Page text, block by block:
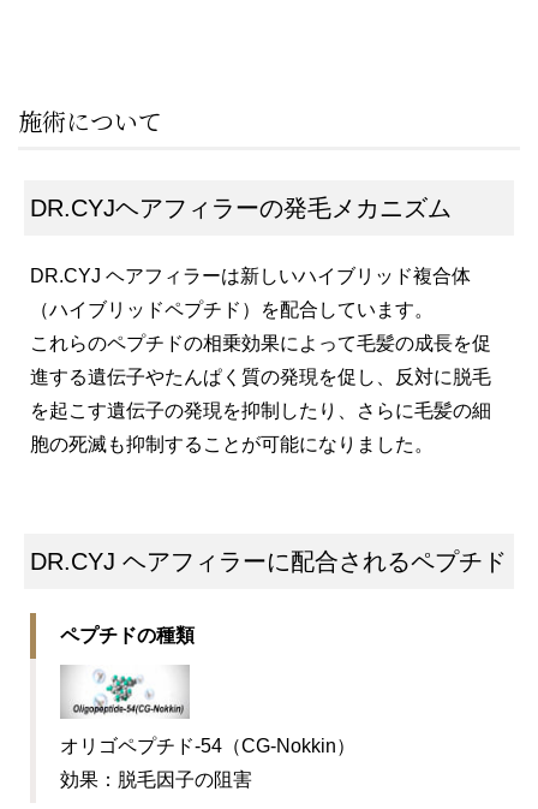
施術について
DR.CYJヘアフィラーの発毛メカニズム
DR.CYJ ヘアフィラーは新しいハイブリッド複合体
（ハイブリッドペプチド）を配合しています。
これらのペプチドの相乗効果によって毛髪の成長を促
進する遺伝子やたんぱく質の発現を促し、反対に脱毛
を起こす遺伝子の発現を抑制したり、さらに毛髪の細
胞の死滅も抑制することが可能になりました。
DR.CYJ ヘアフィラーに配合されるペプチド
ペプチドの種類
オリゴペプチド-54（CG-Nokkin）
効果：脱毛因子の阻害